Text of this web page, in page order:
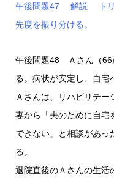
午後問題47 解説 トリ
先度を振り分ける。
午後問題48 Ａさん（66
る。病状が安定し、自宅
Ａさんは、リハビリテー
妻から「夫のために自宅
できない」と相談があっ
る。
退院直後のＡさんの生活